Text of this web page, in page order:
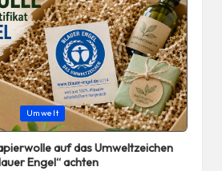
Umwelt
auf das Umweltzeichen
Engel“ achten